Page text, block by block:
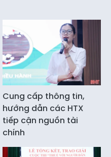
Cung cấp thông tin,
hướng dẫn các HTX
tiếp cận nguồn tài
chính